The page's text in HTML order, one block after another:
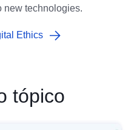
new technologies.
Ethics
tópico